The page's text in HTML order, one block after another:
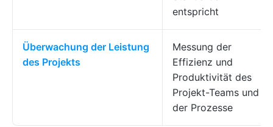
entspricht
Überwachung der Leistung
des Projekts
Messung der
Effizienz und
Produktivität des
Projekt-Teams und
der Prozesse